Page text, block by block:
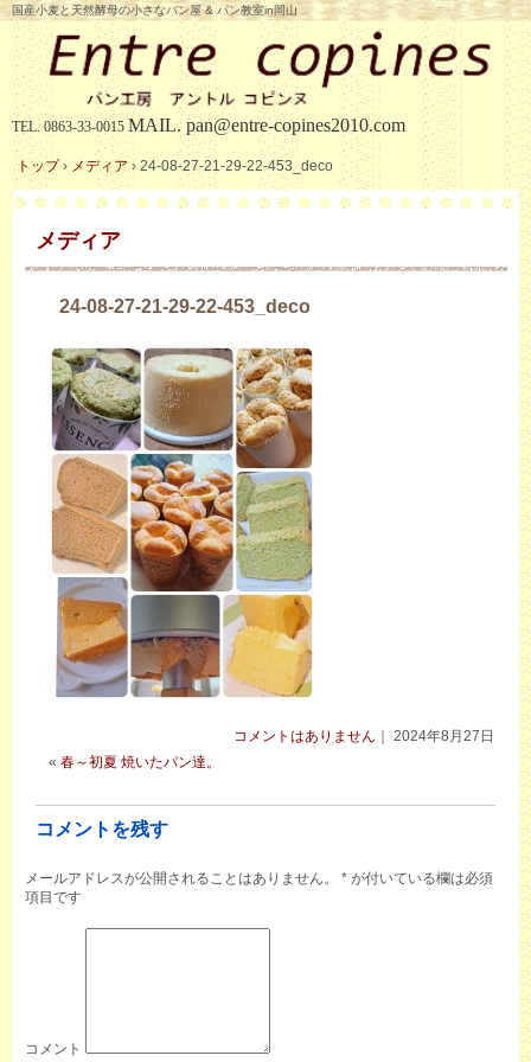
国産小麦と天然酵母の小さなパン屋 & パン教室in岡山
TEL.0863-33-0015 MAIL.pan@entre-copines2010.com
トップ› メディア› 24-08-27-21-29-22-453_deco
メディア
24-08-27-21-29-22-453_deco
コメントはありません ｜ 2024年8月27日
«春～初夏 焼いたパン達。
コメントを残す
メールアドレスが公開されることはありません。 * が付いている欄は必須
項目です
コメント